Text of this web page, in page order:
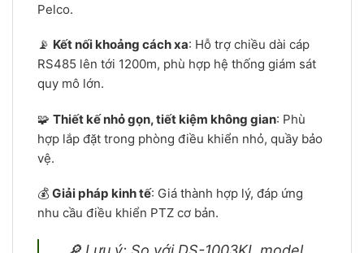
Pelco.
📡 Kết nối khoảng cách xa: Hỗ trợ chiều dài cáp
RS485 lên tới 1200m, phù hợp hệ thống giám sát
quy mô lớn.
🧩 Thiết kế nhỏ gọn, tiết kiệm không gian: Phù
hợp lắp đặt trong phòng điều khiển nhỏ, quầy bảo
vệ.
💰 Giải pháp kinh tế: Giá thành hợp lý, đáp ứng
nhu cầu điều khiển PTZ cơ bản.